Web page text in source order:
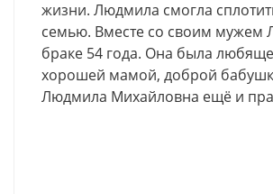
жизни. Людмила смогла
семью. Вместе со своим мужем
браке 54 года. Она была
хорошей мамой, доброй
Людмила Михайловна ещё и